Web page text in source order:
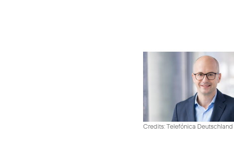
Credits: Telefónica Deutschland